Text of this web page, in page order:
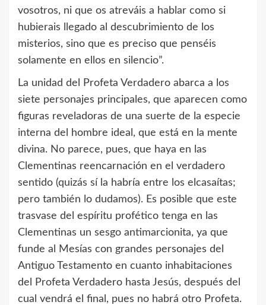
vosotros, ni que os atreváis a hablar como si
hubierais llegado al descubrimiento de los
misterios, sino que es preciso que penséis
solamente en ellos en silencio”.
La unidad del Profeta Verdadero abarca a los
siete personajes principales, que aparecen como
figuras reveladoras de una suerte de la especie
interna del hombre ideal, que está en la mente
divina. No parece, pues, que haya en las
Clementinas reencarnación en el verdadero
sentido (quizás sí la habría entre los elcasaítas;
pero también lo dudamos). Es posible que este
trasvase del espíritu profético tenga en las
Clementinas un sesgo antimarcionita, ya que
funde al Mesías con grandes personajes del
Antiguo Testamento en cuanto inhabitaciones
del Profeta Verdadero hasta Jesús, después del
cual vendrá el final, pues no habrá otro Profeta.